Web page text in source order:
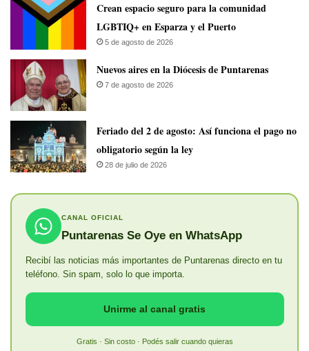
Crean espacio seguro para la comunidad
LGBTIQ+ en Esparza y el Puerto
5 de agosto de 2026
​Nuevos aires en la Diócesis de Puntarenas
7 de agosto de 2026
Feriado del 2 de agosto: Así funciona el pago no
obligatorio según la ley
28 de julio de 2026
CANAL OFICIAL
Puntarenas Se Oye en WhatsApp
Recibí las noticias más importantes de Puntarenas directo en tu
teléfono. Sin spam, solo lo que importa.
Unirme al canal gratis
Gratis · Sin costo · Podés salir cuando quieras